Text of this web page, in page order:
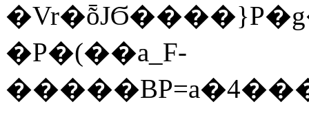
�P�(��a_F-